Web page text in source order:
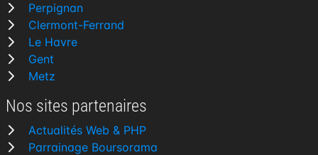
Perpignan
Clermont-Ferrand
Le Havre
Gent
Metz
Nos sites partenaires
Actualités Web & PHP
Parrainage Boursorama